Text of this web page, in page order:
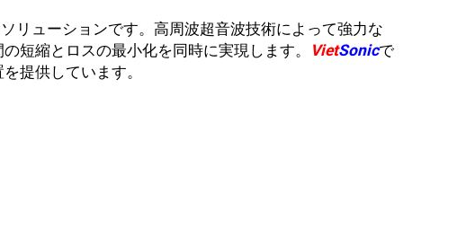
リューションです。高周波超音波技術によって強力な
短縮とロスの最小化を同時に実現します。
VietSonicで
提供しています。